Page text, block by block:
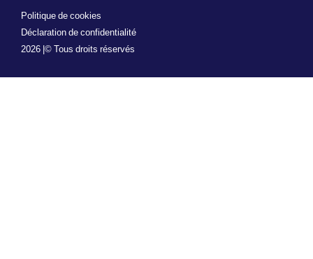
2026 |© Tous droits réservés
Politique de cookies
Déclaration de confidentialité